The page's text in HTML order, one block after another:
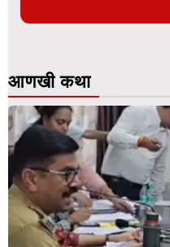
आणखी कथा